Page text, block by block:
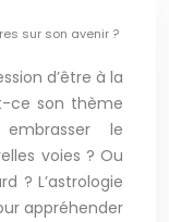
sur son avenir ?
d’être à la
ce son thème
le
voies ? Ou
? L’astrologie
appréhender